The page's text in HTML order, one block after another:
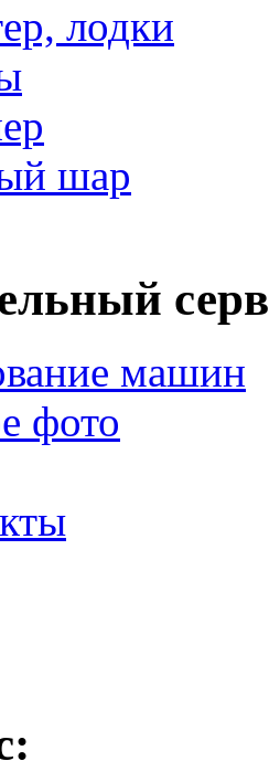
лодки
шар
машин
фото